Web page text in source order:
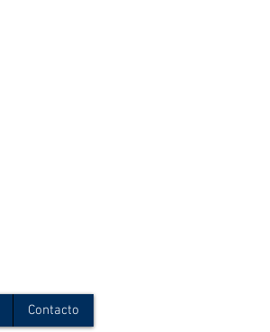
Contacto